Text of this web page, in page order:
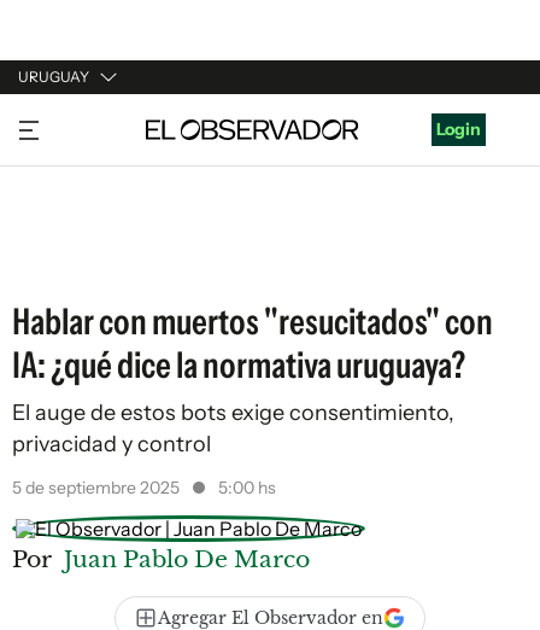
URUGUAY
URUGUAY
ARGENTINA
Login
Hablar con muertos "resucitados" con
IA: ¿qué dice la normativa uruguaya?
El auge de estos bots exige consentimiento,
privacidad y control
5 de septiembre 2025 5:00 hs
Por Juan Pablo De Marco
Agregar El Observador en